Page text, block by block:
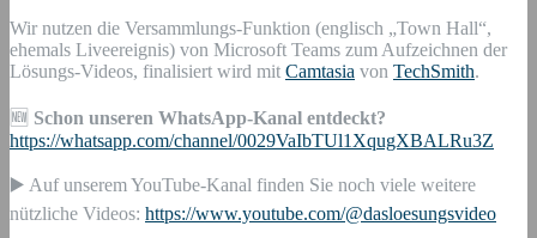
Wir nutzen die Versammlungs-Funktion (englisch „Town Hall“,
ehemals Liveereignis) von Microsoft Teams zum Aufzeichnen der
Lösungs-Videos, finalisiert wird mit Camtasia von TechSmith.
🆕 Schon unseren WhatsApp-Kanal entdeckt?
https://whatsapp.com/channel/0029VaIbTUl1XqugXBALRu3Z
▶️ Auf unserem YouTube-Kanal finden Sie noch viele weitere
nützliche Videos: https://www.youtube.com/@dasloesungsvideo